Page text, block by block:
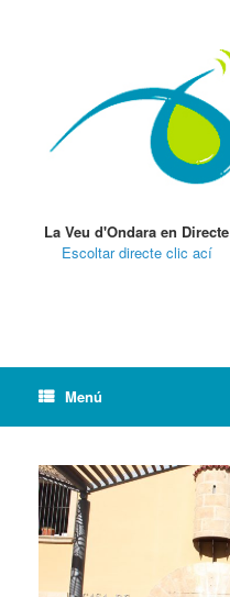
La Veu d'Ondara en Directe
Escoltar directe clic ací
Menú